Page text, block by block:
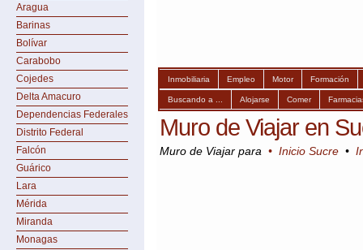
Aragua
Barinas
Bolívar
Carabobo
Cojedes
Delta Amacuro
Dependencias Federales
Distrito Federal
Falcón
Guárico
Lara
Mérida
Miranda
Monagas
Inmobiliaria Empleo Motor Formación
Buscando a ... Alojarse Comer
Muro de Viajar en
Muro de Viajar para • Inicio Sucre •